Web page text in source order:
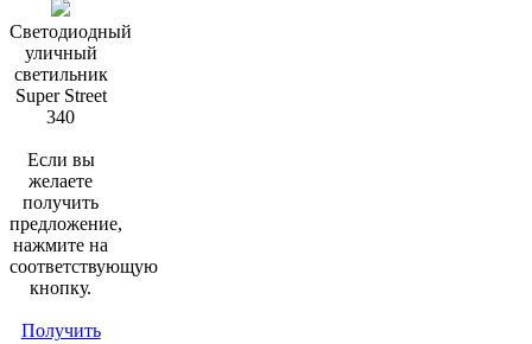
Светодиодный
уличный
светильник
Super Street
340
Если вы
желаете
получить
предложение,
нажмите на
соответствующую
кнопку.
Получить